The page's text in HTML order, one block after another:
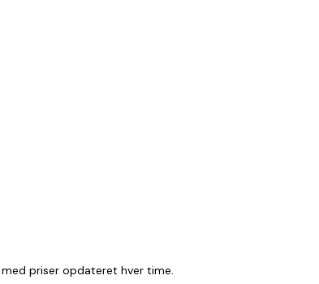
priser opdateret hver time.